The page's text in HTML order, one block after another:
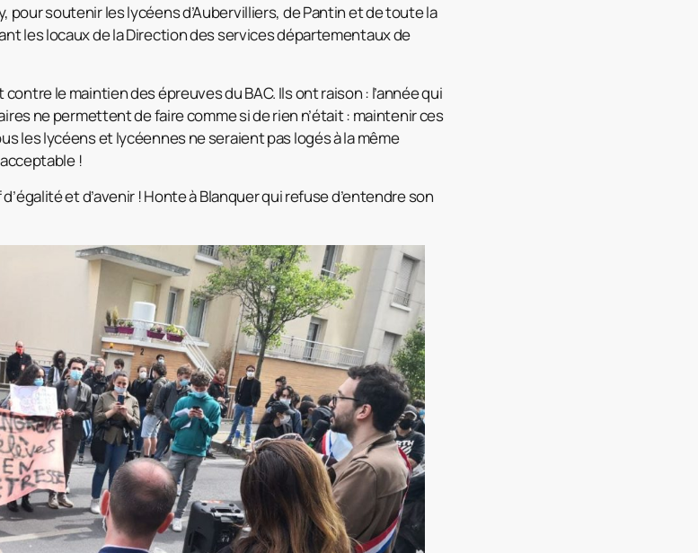
pour soutenir les lycéens d’Aubervilliers, de Pantin et de toute la
les locaux de la Direction des services départementaux de
le maintien des épreuves du BAC. Ils ont raison : l’année qui
ne permettent de faire comme si de rien n’était : maintenir ces
les lycéens et lycéennes ne seraient pas logés à la même
!
et d’avenir ! Honte à Blanquer qui refuse d’entendre son